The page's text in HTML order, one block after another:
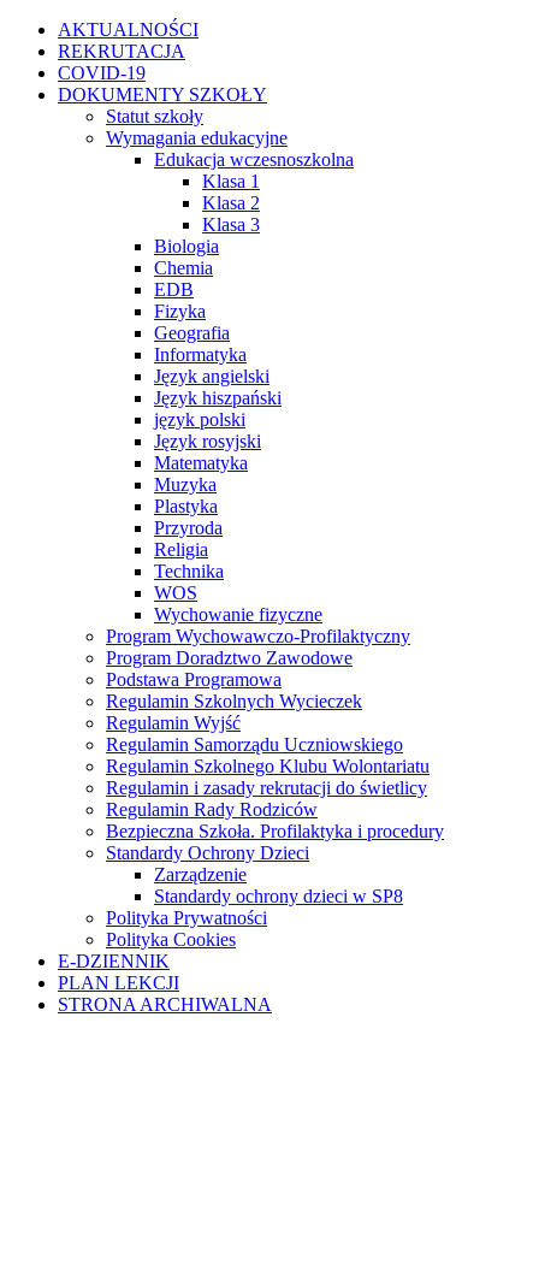
Przejdź
zawartości
Facebook
Instagram
WhatsApp
Twitter
YouTubeAKTUALNOŚCI
REKRUTACJA
COVID-19
DOKUMENTY SZKOŁY
Statut szkoły
Wymagania edukacyjne
Edukacja wczesnoszkolna
Klasa 1
Klasa 2
Klasa 3
Biologia
Chemia
EDB
Fizyka
Geografia
Informatyka
Język angielski
Język hiszpański
język polski
Język rosyjski
Matematyka
Muzyka
Plastyka
Przyroda
Religia
Technika
WOS
Wychowanie fizyczne
Program Wychowawczo-Profilaktyczny
Program Doradztwo Zawodowe
Podstawa Programowa
Regulamin Szkolnych Wycieczek
Regulamin Wyjść
Regulamin Samorządu Uczniowskiego
Regulamin Szkolnego Klubu Wolontariatu
Regulamin i zasady rekrutacji do świetlicy
Regulamin Rady Rodziców
Bezpieczna Szkoła. Profilaktyka i procedury
Standardy Ochrony Dzieci
Zarządzenie
Standardy ochrony dzieci w SP8
Polityka Prywatności
Polityka Cookies
E-DZIENNIK
PLAN LEKCJI
STRONA ARCHIWALNA